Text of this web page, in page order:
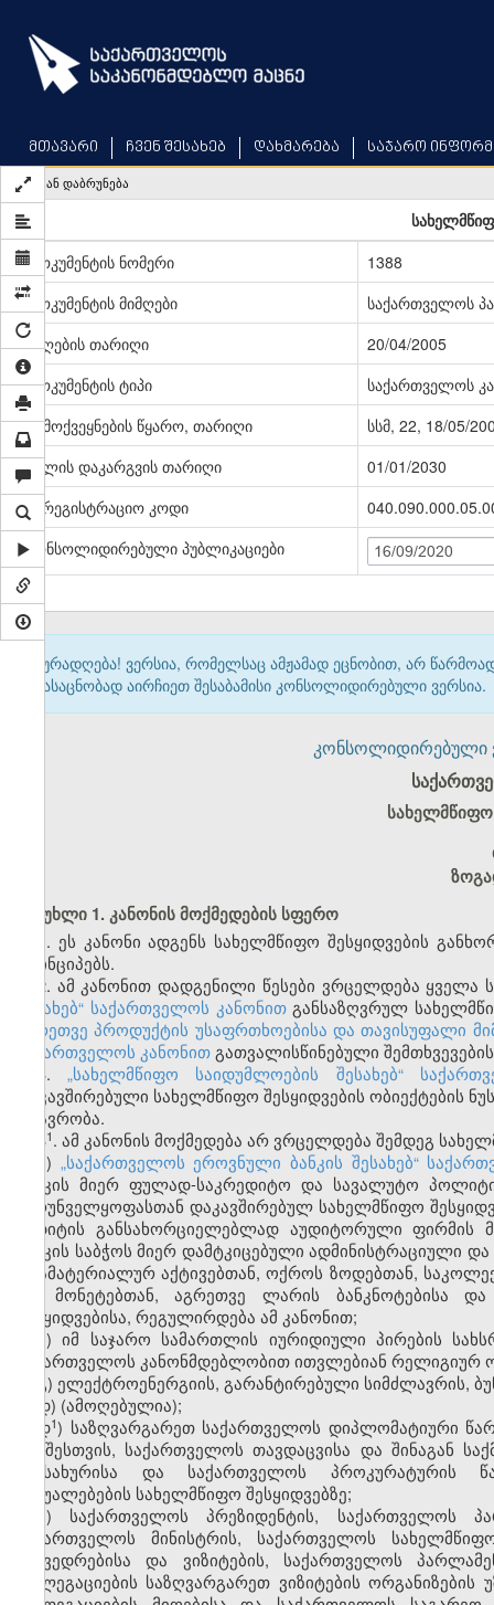
main
content
მთავარი ჩვენ შესახებ დახმარება საჯარო
უკან დაბრუნება
დოკუმენტის ნომერი
1388
დოკუმენტის მიმღები
საქართველოს
მიღების თარიღი
20/04/2005
დოკუმენტის ტიპი
საქართველოს
გამოქვეყნების წყარო, თარიღი
სსმ, 22, 18/05/
ძალის დაკარგვის თარიღი
01/01/2030
სარეგისტრაციო კოდი
კონსოლიდირებული პუბლიკაციები
16/09/2020
ყურადღება! ვერსია, რომელსაც ამჟამად ეცნობით, არ
გასაცნობად აირჩიეთ შესაბამისი კონსოლიდირებული ვერსია.
კონსოლიდირებული
სახელმწიფო
მუხლი 1. კანონის მოქმედების სფერო
1. ეს კანონი ადგენს სახელმწიფო შესყიდვების
პრინციპებს.
2. ამ კანონით დადგენილი წესები ვრცელდება ყველა
შესახებ“ საქართველოს კანონითგანსაზღვრულ
აგრეთვე პროდუქტის უსაფრთხოებისა და თავისუფალი
საქართველოს კანონითგათვალისწინებული
3.„სახელმწიფო საიდუმლოების შესახებ“
დაკავშირებული სახელმწიფო შესყიდვების ობიექტების
მთავრობა.
3​1. ამ კანონის მოქმედება არ ვრცელდება შემდეგ
ა) „საქართველოს ეროვნული ბანკის შესახებ“
ბანკის მიერ ფულად-საკრედიტო და სავალუტო
უზრუნველყოფასთან დაკავშირებულ სახელმწიფო
აუდიტის განსახორციელებლად აუდიტორული ფირმის
ბანკის საბჭოს მიერ დამტკიცებული ადმინისტრაციული
არამატერიალურ აქტივებთან, ოქროს ზოდებთან,
და მონეტებთან, აგრეთვე ლარის ბანკნოტებისა
შესყიდვებისა, რეგულირდება ამ კანონით;
ბ) იმ საჯარო სამართლის იურიდიული პირების
საქართველოს კანონმდებლობით ითვლებიან რელიგიურ
გ) ელექტროენერგიის, გარანტირებული სიმძლავრის,
დ) (ამოღებულია);
დ​1) საზღვარგარეთ საქართველოს დიპლომატიური
ატაშესთვის, საქართველოს თავდაცვისა და შინაგან
სამსახურისა და საქართველოს პროკურატურის
საშუალებების სახელმწიფო შესყიდვებზე;
ე) საქართველოს პრეზიდენტის, საქართველოს
საქართველოს მინისტრის, საქართველოს
შეხვედრებისა და ვიზიტების, საქართველოს
დელეგაციების საზღვარგარეთ ვიზიტების